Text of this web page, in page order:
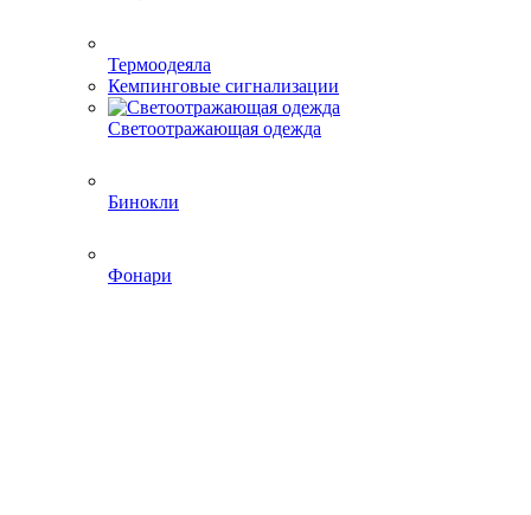
Термоодеяла
Кемпинговые сигнализации
Светоотражающая одежда
Бинокли
Фонари